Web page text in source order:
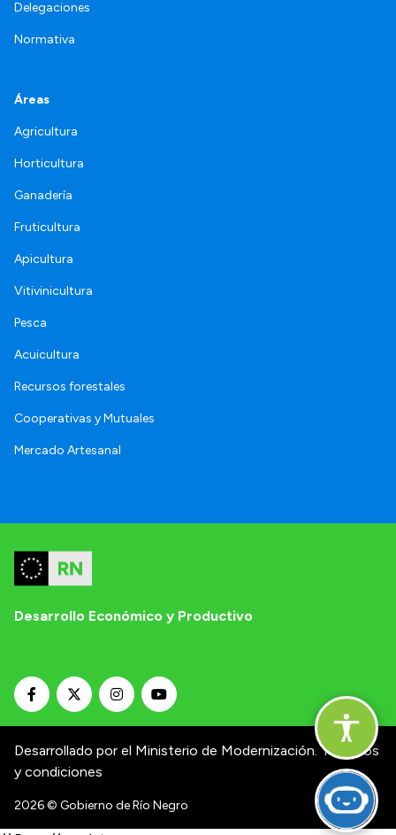
Delegaciones
Normativa
Áreas
Agricultura
Horticultura
Ganadería
Fruticultura
Apicultura
Vitivinicultura
Pesca
Acuicultura
Recursos forestales
Cooperativas y Mutuales
Mercado Artesanal
Desarrollo Económico y Productivo
Desarrollado por el Ministerio de Modernización. Términos
y condiciones
2026© Gobierno de Río Negro